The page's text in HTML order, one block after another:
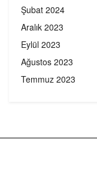
Şubat 2024
Aralık 2023
Eylül 2023
Ağustos 2023
Temmuz 2023